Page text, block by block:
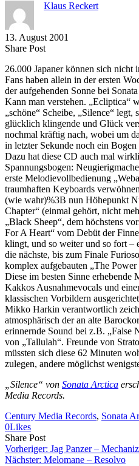
Klaus Reckert
13. August 2001
Share PostShare
Facebook
Copy
to
clipboard
Send
via
eMail
26.000 Japaner können sich nicht
Fans haben allein in der ersten
der aufgehenden Sonne bei
Kann man verstehen. „Ecliptica“
„schöne“ Scheibe, „Silence“ legt,
glücklich klingende und Glück
nochmal kräftig nach, wobei um
in letzter Sekunde noch ein
Dazu hat diese CD auch mal
Spannungsbogen:
erste Melodievollbedienung
traumhaften Keyboards
(wie wahr)%3B nun Höhepunkt
Chapter“ (einmal gehört, nicht
„Black Sheep“, dem höchstens
For A Heart“ vom Debüt der
klingt, und so weiter und so fort –
die nächste, bis zum Finale
komplex aufgebauten „The
Diese im besten Sinne erhebende
Kakkos Ausnahmevocals und
klassischen Vorbildern
Mikko Harkin verantwortlich
atmosphärisch der an alte
erinnernde Sound bei z.B. „False
von „Tallulah“. Freunde von
müssten sich diese 62 Minuten
zulegen, andere möglichst
„Silence“ von Sonata Arctica
Media Records.
Century Media Records, Sonata
0Likes
Share PostShare
on
Facebook
Copy
URL
to
Send
Link
via
Vorheriger: Jag Panzer –
Nächster: Melomane – Resolvo